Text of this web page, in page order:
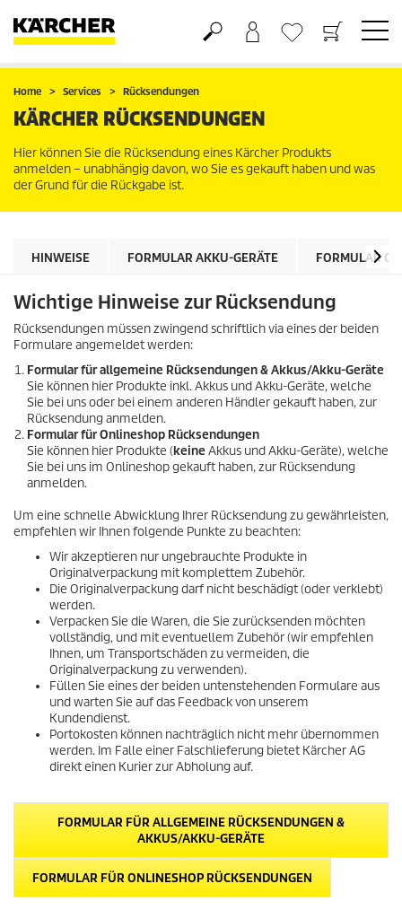
Warenkorb
Wunschliste
Home Services Rücksendungen
KÄRCHER RÜCKSENDUNGEN
Hier können Sie die Rücksendung eines Kärcher Produkts
anmelden – unabhängig davon, wo Sie es gekauft haben und was
der Grund für die Rückgabe ist.
HINWEISE FORMULAR AKKU-GERÄTE FORMULAR
Wichtige Hinweise zur Rücksendung
Rücksendungen müssen zwingend schriftlich via eines der beiden
Formulare angemeldet werden:
Formular für allgemeine Rücksendungen & Akkus/Akku-Geräte
Sie können hier Produkte inkl. Akkus und Akku-Geräte, welche
Sie bei uns oder bei einem anderen Händler gekauft haben, zur
Rücksendung anmelden.
Formular für Onlineshop Rücksendungen
Sie können hier Produkte (keine Akkus und Akku-Geräte), welche
Sie bei uns im Onlineshop gekauft haben, zur Rücksendung
anmelden.
Um eine schnelle Abwicklung Ihrer Rücksendung zu gewährleisten,
empfehlen wir Ihnen folgende Punkte zu beachten:
Wir akzeptieren nur ungebrauchte Produkte in
Originalverpackung mit komplettem Zubehör.
Die Originalverpackung darf nicht beschädigt (oder verklebt)
werden.
Verpacken Sie die Waren, die Sie zurücksenden möchten
vollständig, und mit eventuellem Zubehör (wir empfehlen
Ihnen, um Transportschäden zu vermeiden, die
Originalverpackung zu verwenden).
Füllen Sie eines der beiden untenstehenden Formulare aus
und warten Sie auf das Feedback von unserem
Kundendienst.
Portokosten können nachträglich nicht mehr übernommen
werden. Im Falle einer Falschlieferung bietet Kärcher AG
direkt einen Kurier zur Abholung auf.
FORMULAR FÜR ALLGEMEINE RÜCKSENDUNGEN &
AKKUS/AKKU-GERÄTE
FORMULAR FÜR ONLINESHOP RÜCKSENDUNGEN